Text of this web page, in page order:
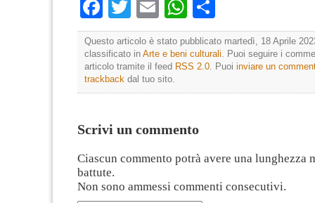
Facebook
TwitterEmailWhatsApp
Questo articolo è stato pubblicato martedì, 18 Aprile
classificato in Arte e beni culturali . Puoi seguire i
articolo tramite il feed RSS 2.0 . Puoi inviare un
trackback dal tuo sito.
Scrivi un commento
Ciascun commento potrà avere una lunghezza
battute.
Non sono ammessi commenti consecutivi.